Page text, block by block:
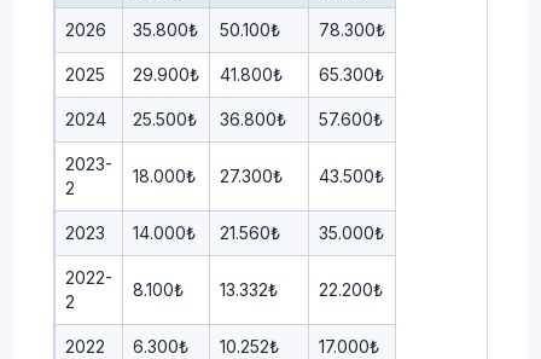
2026 35.800₺ 50.100₺ 78.300₺
2025 29.900₺ 41.800₺ 65.300₺
2024 25.500₺ 36.800₺ 57.600₺
2023-
2
18.000₺ 27.300₺ 43.500₺
2023 14.000₺ 21.560₺ 35.000₺
2022-
2
8.100₺ 13.332₺ 22.200₺
2022 6.300₺ 10.252₺ 17.000₺